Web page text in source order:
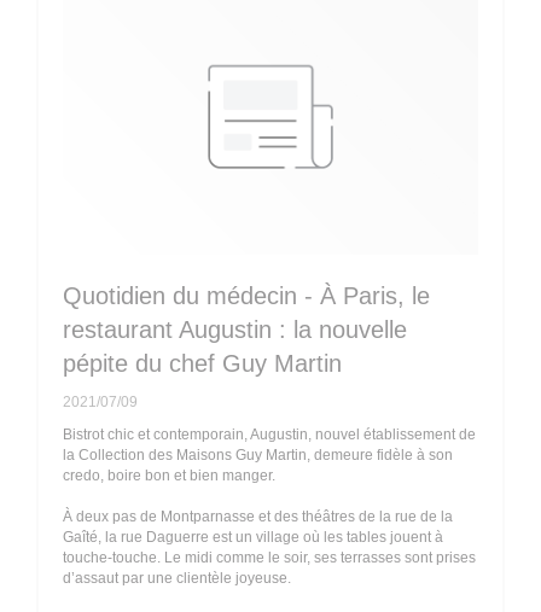
Quotidien du médecin - À Paris, le
restaurant Augustin : la nouvelle
pépite du chef Guy Martin
2021/07/09
Bistrot chic et contemporain, Augustin, nouvel établissement de
la Collection des Maisons Guy Martin, demeure fidèle à son
credo, boire bon et bien manger.
À deux pas de Montparnasse et des théâtres de la rue de la
Gaîté, la rue Daguerre est un village où les tables jouent à
touche-touche. Le midi comme le soir, ses terrasses sont prises
d’assaut par une clientèle joyeuse.